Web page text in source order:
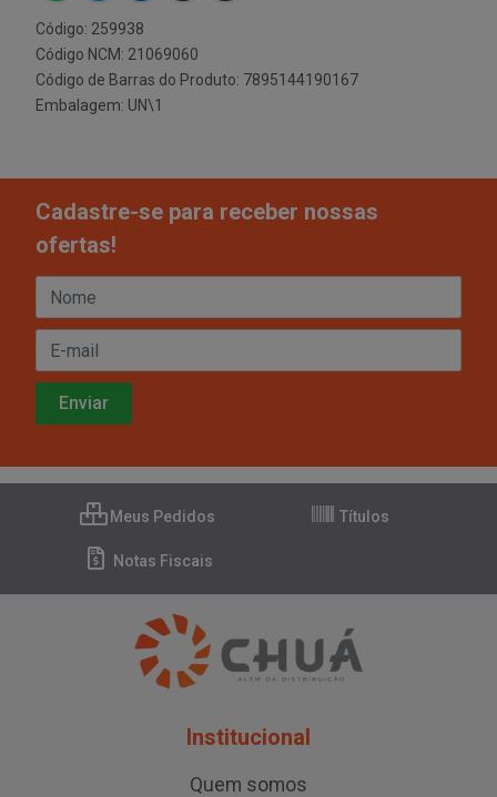
Código: 259938
Código NCM: 21069060
Código de Barras do Produto: 7895144190167
Embalagem: UN\1
Cadastre-se para receber nossas
ofertas!
Meus Pedidos Títulos
Notas Fiscais
Institucional
Quem somos